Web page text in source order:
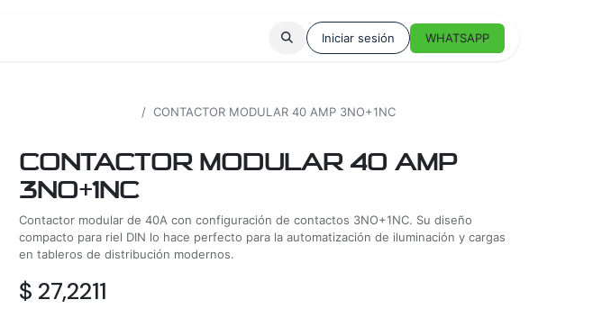
Iniciar sesión WHATSAPP
CONTACTOR MODULAR 40 AMP 3NO+1NC
CONTACTOR MODULAR 40 AMP
3NO+1NC
Contactor modular de 40A con configuración de contactos 3NO+1NC. Su diseño
compacto para riel DIN lo hace perfecto para la automatización de iluminación y cargas
en tableros de distribución modernos.
$ 27,2211